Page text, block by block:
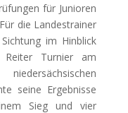
für Junioren
die Landestrainer
im Hinblick
Turnier am
seine Ergebnisse
Sieg und vier